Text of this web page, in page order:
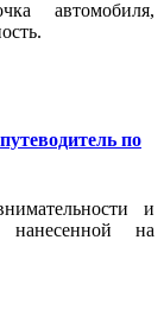
автомобиля,
по
и
нанесенной на